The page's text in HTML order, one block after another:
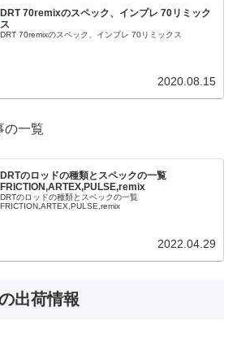
DRT 70remixのスペック、インプレ 70リミック
ス
DRT 70remixのスペック、インプレ 70リミックス
2020.08.15
の一覧
DRTのロッドの種類とスペックの一覧
FRICTION,ARTEX,PULSE,remix
DRTのロッドの種類とスペックの一覧
FRICTION,ARTEX,PULSE,remix
2022.04.29
出荷情報